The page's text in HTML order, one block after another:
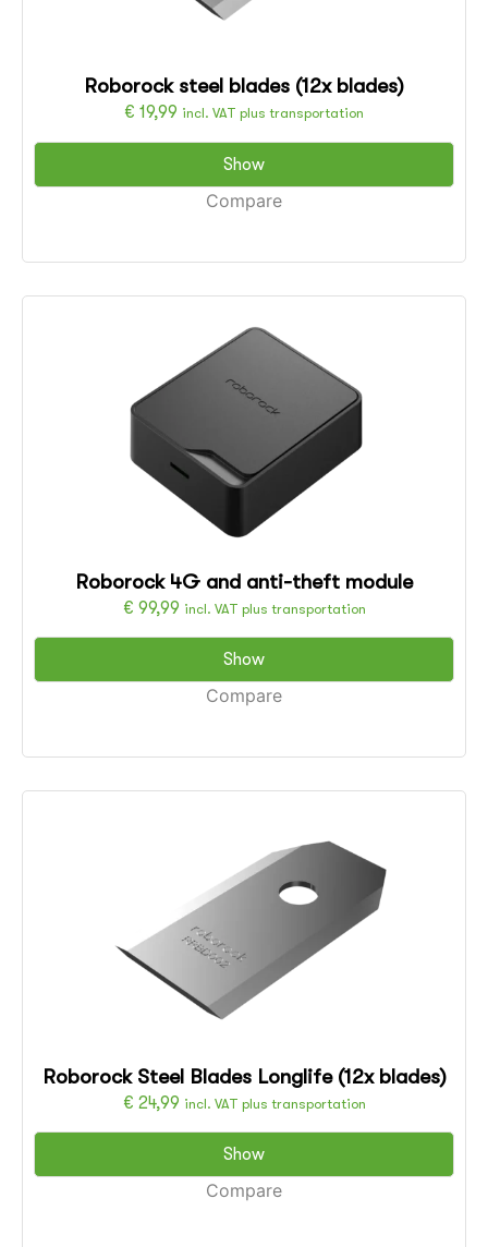
Roborock steel blades (12x blades)
€ 19,99 incl. VAT plus transportation
Show
Compare
Roborock 4G and anti-theft module
€ 99,99 incl. VAT plus transportation
Show
Compare
Roborock Steel Blades Longlife (12x blades)
€ 24,99 incl. VAT plus transportation
Show
Compare